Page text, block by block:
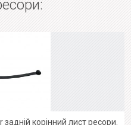
корінний лист ресори.